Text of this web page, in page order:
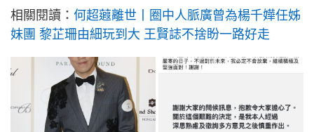
相關閱讀： 何超蕸離世丨圈中人脈廣曾為楊千嬅任姊
妹團 黎芷珊由細玩到大 王賢誌不捨盼一路好走